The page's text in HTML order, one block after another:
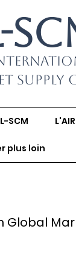
Supply
SCM
plus loin
Global